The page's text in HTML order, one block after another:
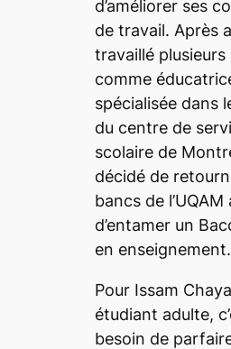
d’améliorer ses
de travail. Après
travaillé plusieurs
comme
spécialisée dans
du centre de
scolaire de
décidé de
bancs de l’UQAM
d’entamer un
en enseignement.
Pour Issam
étudiant adulte,
besoin de